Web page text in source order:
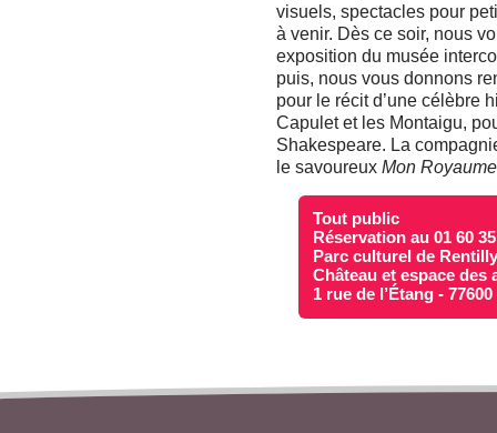
visuels, spectacles pour
à venir. Dès ce soir, nous
exposition du musée
puis, nous vous donnons
pour le récit d’une célèbre
Capulet et les Montaigu,
Shakespeare. La
le savoureux Mon
Tout public
Réservation au 01 60
Parc culturel de
Château et espace des
1 rue de l’Étang -